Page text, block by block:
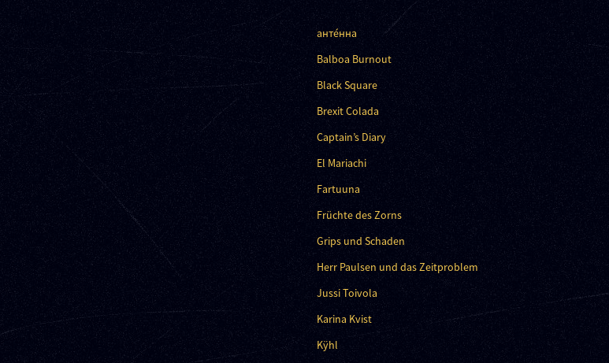
анте́нна
Balboa Burnout
Black Square
Brexit Colada
Captain’s Diary
El Mariachi
Fartuuna
Früchte des Zorns
Grips und Schaden
Herr Paulsen und das Zeitproblem
Jussi Toivola
Karina Kvist
Kÿhl